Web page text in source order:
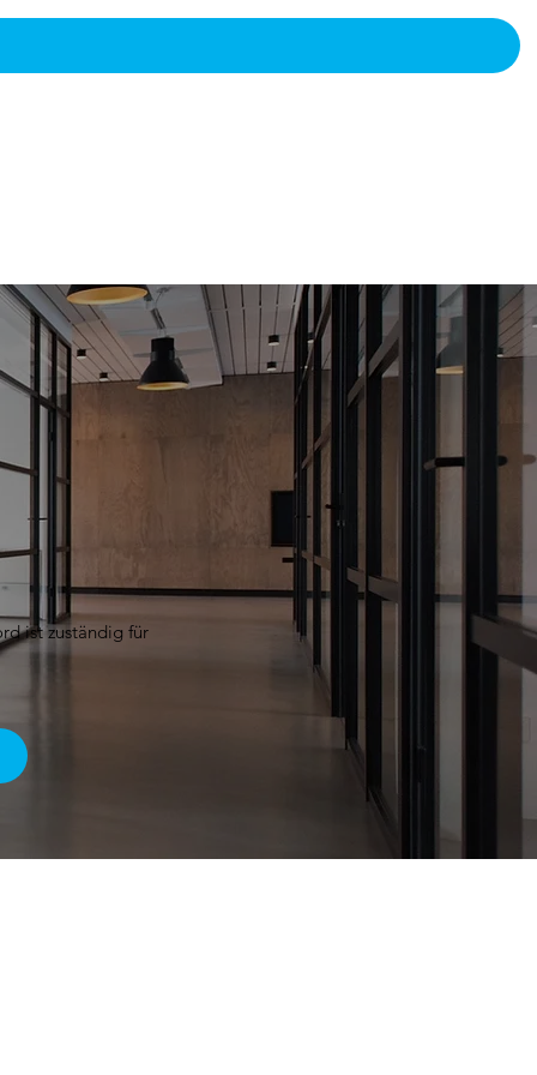
ist zuständig für